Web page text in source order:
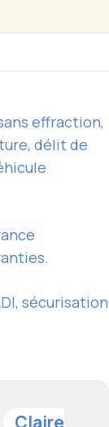
effraction,
délit de
sécurisation
Claire